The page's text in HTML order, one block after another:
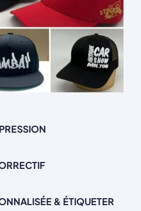
& ÉTIQUETER